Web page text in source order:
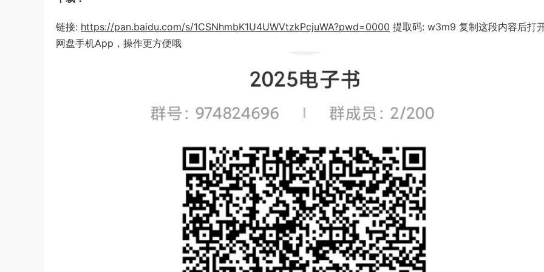
链接: https://pan.baidu.com/s/1CSNhmbK1U4UWVtzkPcjuWA?pwd=0000 提取码: w3m9 复制这段内容后打
网盘手机App，操作更方便哦